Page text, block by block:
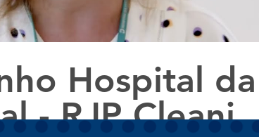
Hospital da
- RJP